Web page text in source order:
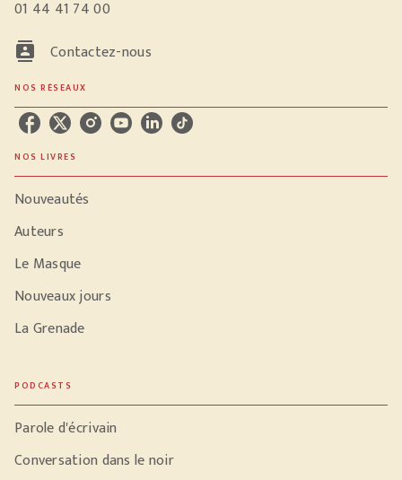
01 44 41 74 00
contacts Contactez-nous
NOS RÉSEAUX
NOS LIVRES
Nouveautés
Auteurs
Le Masque
Nouveaux jours
La Grenade
PODCASTS
Parole d'écrivain
Conversation dans le noir